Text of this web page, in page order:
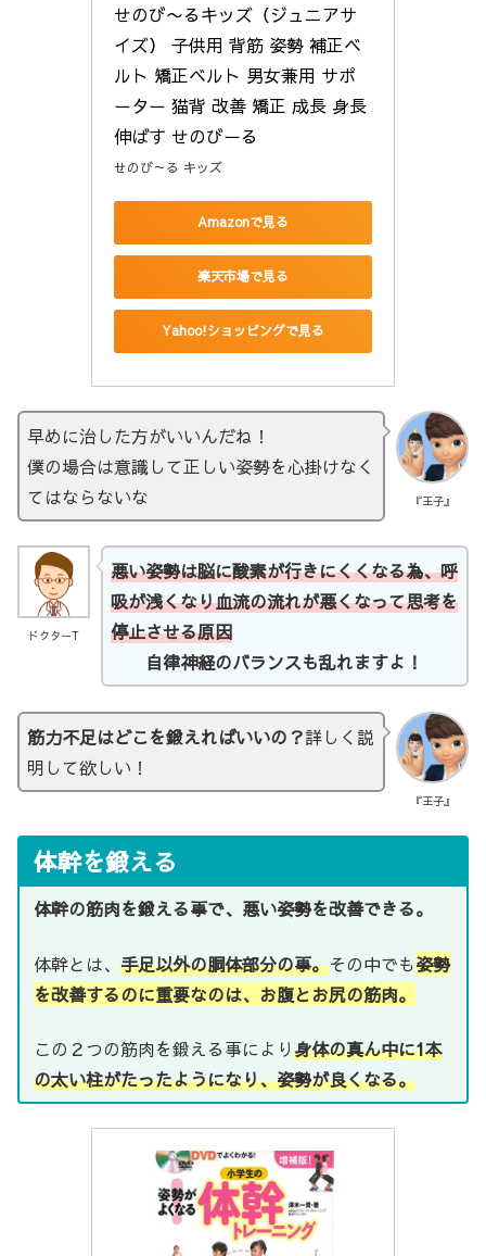
せのび〜るキッズ（ジュニアサ
イズ） 子供用 背筋 姿勢 補正ベ
ルト 矯正ベルト 男女兼用 サポ
ーター 猫背 改善 矯正 成長 身長
伸ばす せのびーる
せのび～る キッズ
Amazonで見る
楽天市場で見る
Yahoo!ショッピングで見る
『王子』
早めに治した方がいいんだね！
僕の場合は意識して正しい姿勢を心掛けなく
てはならないな
ドクターT
悪い姿勢は脳に酸素が行きにくくなる為、呼
吸が浅くなり血流の流れが悪くなって思考を
停止させる原因
自律神経のバランスも乱れますよ！
『王子』
筋力不足はどこを鍛えればいいの？詳しく説
明して欲しい！
体幹を鍛える
体幹の筋肉を鍛える事で、悪い姿勢を改善できる。
体幹とは、 手足以外の胴体部分の事。その中でも姿勢
を改善するのに重要なのは、お腹とお尻の筋肉。
この２つの筋肉を鍛える事により身体の真ん中に1本
の太い柱がたったようになり、姿勢が良くなる。